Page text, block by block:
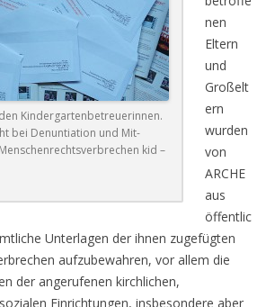
Kindergartenbetreuerinnen.
bei Denuntiation und Mit-
kid –
nen
Eltern
und
Großelt
ern
wurden
von
ARCHE
aus
öffentlic
Unterlagen der ihnen zugefügten
aufzubewahren, vor allem die
der angerufenen kirchlichen,
Einrichtungen, insbesondere aber